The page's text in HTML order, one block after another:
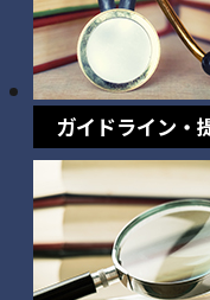
ガイドライン・